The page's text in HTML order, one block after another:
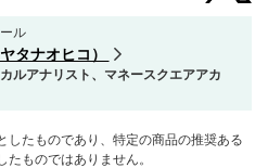
ル
タナオヒコ）
ルアナリスト、マネースクエアアカ
したものであり、特定の商品の推奨ある
ものではありません。